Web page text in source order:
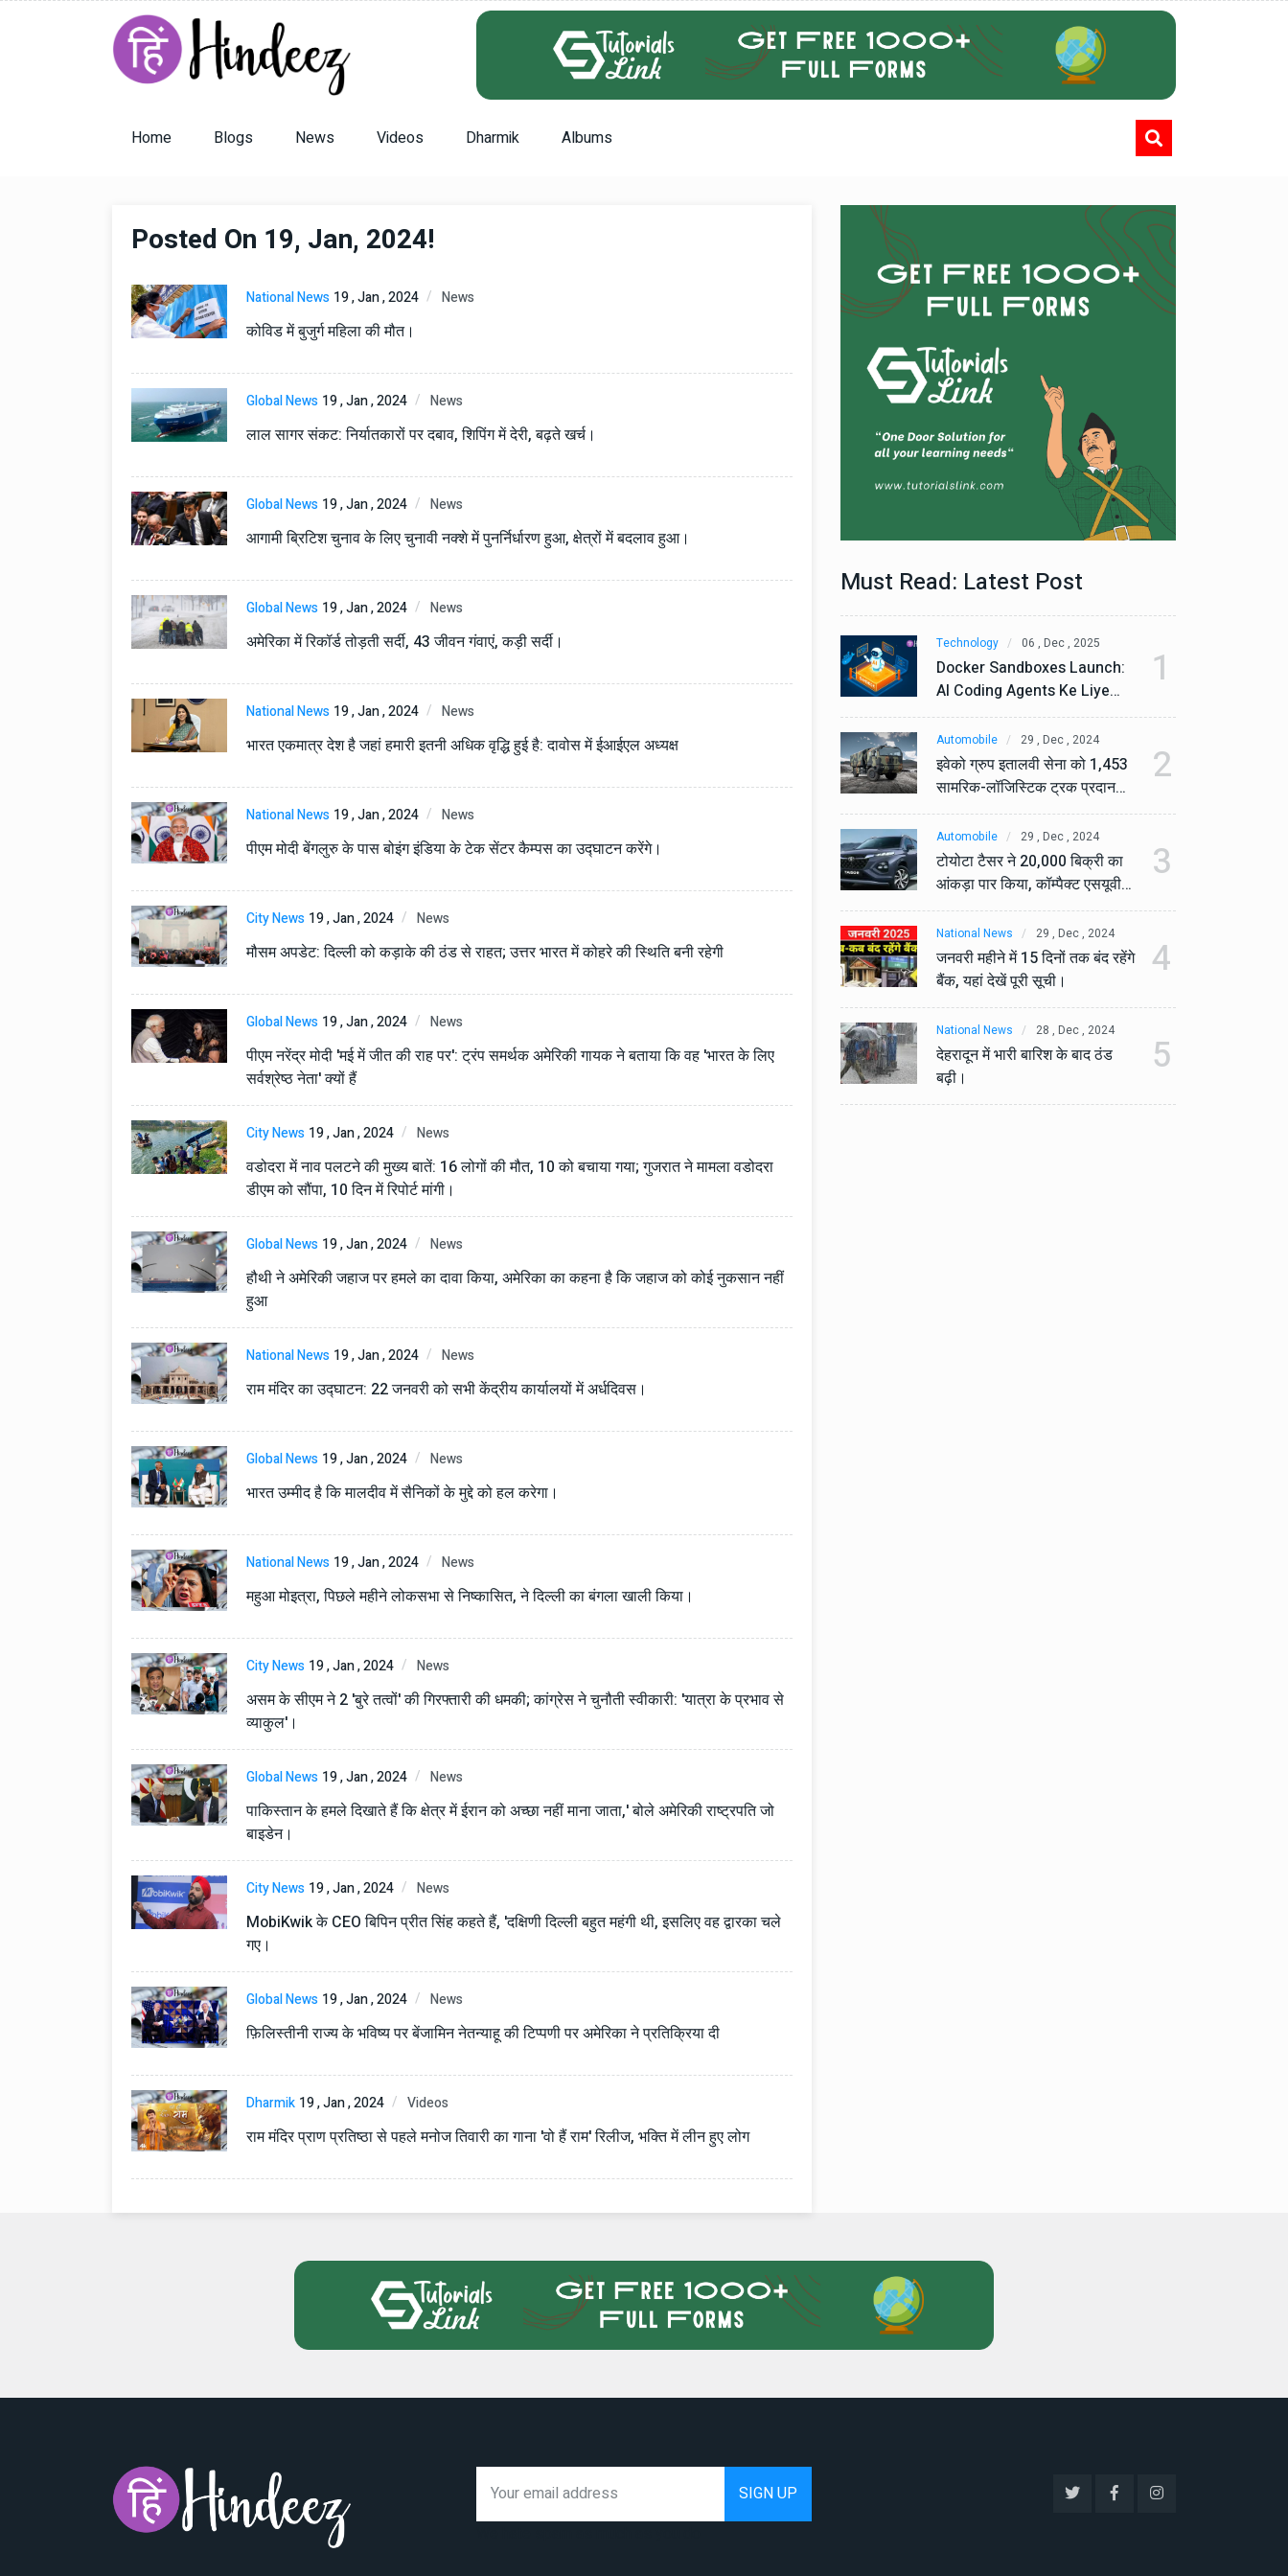
Home Blogs News Videos Dharmik Albums
Posted On 19, Jan, 2024!
National News 19 , Jan , 2024 News
कोविड में बुजुर्ग महिला की मौत।
Global News 19 , Jan , 2024 News
लाल सागर संकट: निर्यातकारों पर दबाव, शिपिंग में देरी, बढ़ते खर्च।
Global News 19 , Jan , 2024 News
आगामी ब्रिटिश चुनाव के लिए चुनावी नक्शे में पुनर्निर्धारण हुआ, क्षेत्रों में बदलाव हुआ।
Global News 19 , Jan , 2024 News
अमेरिका में रिकॉर्ड तोड़ती सर्दी, 43 जीवन गंवाएं, कड़ी सर्दी।
National News 19 , Jan , 2024 News
भारत एकमात्र देश है जहां हमारी इतनी अधिक वृद्धि हुई है: दावोस में ईआईएल अध्यक्ष
National News 19 , Jan , 2024 News
पीएम मोदी बेंगलुरु के पास बोइंग इंडिया के टेक सेंटर कैम्पस का उद्घाटन करेंगे।
City News 19 , Jan , 2024 News
मौसम अपडेट: दिल्ली को कड़ाके की ठंड से राहत; उत्तर भारत में कोहरे की स्थिति बनी रहेगी
Global News 19 , Jan , 2024 News
पीएम नरेंद्र मोदी 'मई में जीत की राह पर': ट्रंप समर्थक अमेरिकी गायक ने बताया कि वह 'भारत के लिए
सर्वश्रेष्ठ नेता' क्यों हैं
City News 19 , Jan , 2024 News
वडोदरा में नाव पलटने की मुख्य बातें: 16 लोगों की मौत, 10 को बचाया गया; गुजरात ने मामला वडोदरा
डीएम को सौंपा, 10 दिन में रिपोर्ट मांगी।
Global News 19 , Jan , 2024 News
हौथी ने अमेरिकी जहाज पर हमले का दावा किया, अमेरिका का कहना है कि जहाज को कोई नुकसान नहीं
हुआ
National News 19 , Jan , 2024 News
राम मंदिर का उद्घाटन: 22 जनवरी को सभी केंद्रीय कार्यालयों में अर्धदिवस।
Global News 19 , Jan , 2024 News
भारत उम्मीद है कि मालदीव में सैनिकों के मुद्दे को हल करेगा।
National News 19 , Jan , 2024 News
महुआ मोइत्रा, पिछले महीने लोकसभा से निष्कासित, ने दिल्ली का बंगला खाली किया।
City News 19 , Jan , 2024 News
असम के सीएम ने 2 'बुरे तत्वों' की गिरफ्तारी की धमकी; कांग्रेस ने चुनौती स्वीकारी: 'यात्रा के प्रभाव से
व्याकुल'।
Global News 19 , Jan , 2024 News
पाकिस्तान के हमले दिखाते हैं कि क्षेत्र में ईरान को अच्छा नहीं माना जाता,' बोले अमेरिकी राष्ट्रपति जो
बाइडेन।
City News 19 , Jan , 2024 News
MobiKwik के CEO बिपिन प्रीत सिंह कहते हैं, 'दक्षिणी दिल्ली बहुत महंगी थी, इसलिए वह द्वारका चले
गए।
Global News 19 , Jan , 2024 News
फ़िलिस्तीनी राज्य के भविष्य पर बेंजामिन नेतन्याहू की टिप्पणी पर अमेरिका ने प्रतिक्रिया दी
Dharmik 19 , Jan , 2024 Videos
राम मंदिर प्राण प्रतिष्ठा से पहले मनोज तिवारी का गाना 'वो हैं राम' रिलीज, भक्ति में लीन हुए लोग
Must Read: Latest Post
Technology 06 , Dec , 2025
AI Coding Agents Ke Liye
Secure Solution | Hindeez
Automobile 29 , Dec , 2024
सामरिक-लॉजिस्टिक ट्रक प्रदान
करेगा।
2
Automobile 29 , Dec , 2024
टोयोटा टैसर ने 20,000 बिक्री का
आंकड़ा पार किया, कॉम्पैक्ट एसयूवी
सेगमेंट में मजबूत प्रभाव डाला।
3
जनवरी महीने में 15 दिनों तक बंद रहेंगे
4
National News 28 , Dec , 2024
देहरादून में भारी बारिश के बाद ठंड
बढ़ी।
5
AI Coding Agents Ke Liye
Automobile
सामरिक-लॉजिस्टिक ट्रक प्रदान
Automobile
टोयोटा टैसर ने 20,000 बिक्री का
आंकड़ा पार किया, कॉम्पैक्ट एसयूवी
जनवरी महीने में 15 दिनों तक बंद रहेंगे
देहरादून में भारी बारिश के बाद ठंड
Technology 06 , Dec , 2025
Docker Sandboxes Launch:
AI Coding Agents Ke Liye
Secure Solution | Hindeez
1
Automobile 29 , Dec , 2024
इवेको ग्रुप इतालवी सेना को 1,453
सामरिक-लॉजिस्टिक ट्रक प्रदान
करेगा।
2
Automobile 29 , Dec , 2024
टोयोटा टैसर ने 20,000 बिक्री का
आंकड़ा पार किया, कॉम्पैक्ट एसयूवी
सेगमेंट में मजबूत प्रभाव डाला।
3
National News 29 , Dec , 2024
जनवरी महीने में 15 दिनों तक बंद रहेंगे
बैंक, यहां देखें पूरी सूची।
4
National News 28 , Dec , 2024
देहरादून में भारी बारिश के बाद ठंड
बढ़ी।
5